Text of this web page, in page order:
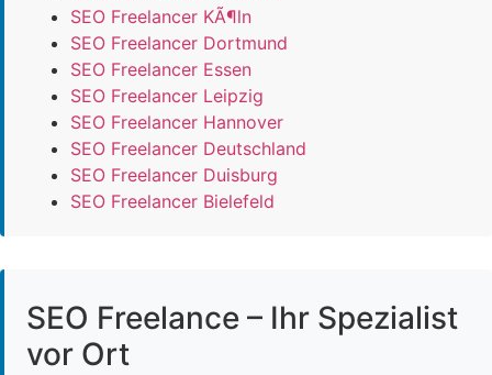
SEO Freelancer KÃ¶ln
SEO Freelancer Dortmund
SEO Freelancer Essen
SEO Freelancer Leipzig
SEO Freelancer Hannover
SEO Freelancer Deutschland
SEO Freelancer Duisburg
SEO Freelancer Bielefeld
SEO Freelance – Ihr Spezialist
vor Ort